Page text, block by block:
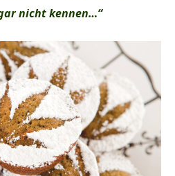
nicht kennen…“